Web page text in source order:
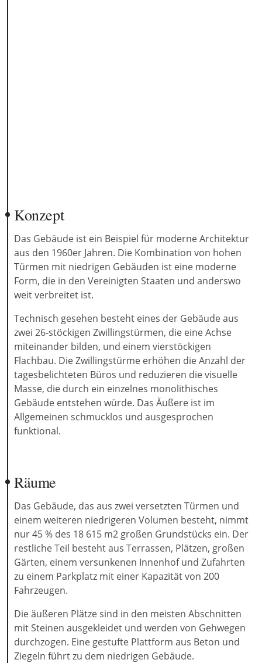
Konzept
Das Gebäude ist ein Beispiel für moderne Architektur
aus den 1960er Jahren. Die Kombination von hohen
Türmen mit niedrigen Gebäuden ist eine moderne
Form, die in den Vereinigten Staaten und anderswo
weit verbreitet ist.
Technisch gesehen besteht eines der Gebäude aus
zwei 26-stöckigen Zwillingstürmen, die eine Achse
miteinander bilden, und einem vierstöckigen
Flachbau. Die Zwillingstürme erhöhen die Anzahl der
tagesbelichteten Büros und reduzieren die visuelle
Masse, die durch ein einzelnes monolithisches
Gebäude entstehen würde. Das Äußere ist im
Allgemeinen schmucklos und ausgesprochen
funktional.
Räume
Das Gebäude, das aus zwei versetzten Türmen und
einem weiteren niedrigeren Volumen besteht, nimmt
nur 45 % des 18 615 m2 großen Grundstücks ein. Der
restliche Teil besteht aus Terrassen, Plätzen, großen
Gärten, einem versunkenen Innenhof und Zufahrten
zu einem Parkplatz mit einer Kapazität von 200
Fahrzeugen.
Die äußeren Plätze sind in den meisten Abschnitten
mit Steinen ausgekleidet und werden von Gehwegen
durchzogen. Eine gestufte Plattform aus Beton und
Ziegeln führt zu dem niedrigen Gebäude.